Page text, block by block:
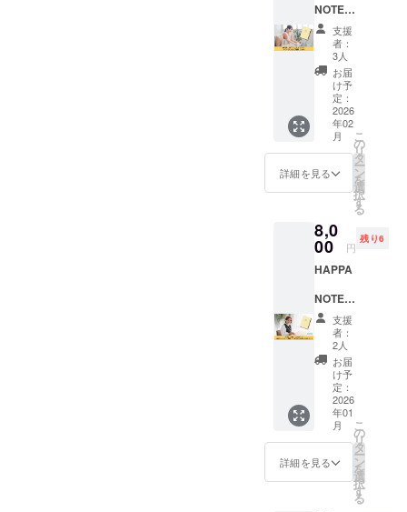
4,300円
上乗せ
＝1冊上
乗せ
8,600円
上乗せ
＝2冊上
乗せ
12,900
円上乗
せ＝3冊
上乗せ
※送料・
売価格
は1冊
の予定
ます ‐贈
答用
パッ
ケージ
HAPPA
NOTE（
ハッパ
ノー
ト）1冊
‐A5サイ
ズ ‐ハー
バー ‐80
予定 ※
送料・
税込み
NOTE（
ハッパ
ノー
ト）＋
ワーク
ショッ
プ体
験
Zoom
HAPPA
NOTE（
ハッパ
ノー
成版
と、
ワーク
ショッ
をZoom
で実施
しま
す。 ‐
ワーク
ショッ
プ1回
（1対
1、30分
程度）
体験 ‐完
成した
NOTE（
支援
者：
3人
お届
け予
定：
2026
年02
月
詳細を見る
こ
の
リ
タ
ー
ン
を
選
択
す
る
8,0
00 円
残り6
HAPPA
NOTE（
ハッパ
ノー
ト）＋
現地
ワーク
ショッ
プ体
験 ラ
ンチ付
き
【2026
年1月29
日
支援
者：
2人
お届
け予
定：
2026
年01
月
詳細を見る
こ
の
リ
タ
ー
ン
を
選
択
す
る